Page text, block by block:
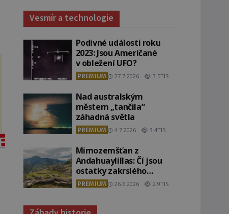
Vesmír a technologie
Podivné události roku
2023: Jsou Američané
v obležení UFO?
PREMIUM 27.7.2026 3.5TIS
Nad australským
městem „tančila“
záhadná světla
PREMIUM 4.7.2026 3.4TIS
Mimozemšťan z
Andahuaylillas: Čí jsou
ostatky zakrslého
stvoření s ohromnou
lebkou?
PREMIUM 26.6.2026 2.9TIS